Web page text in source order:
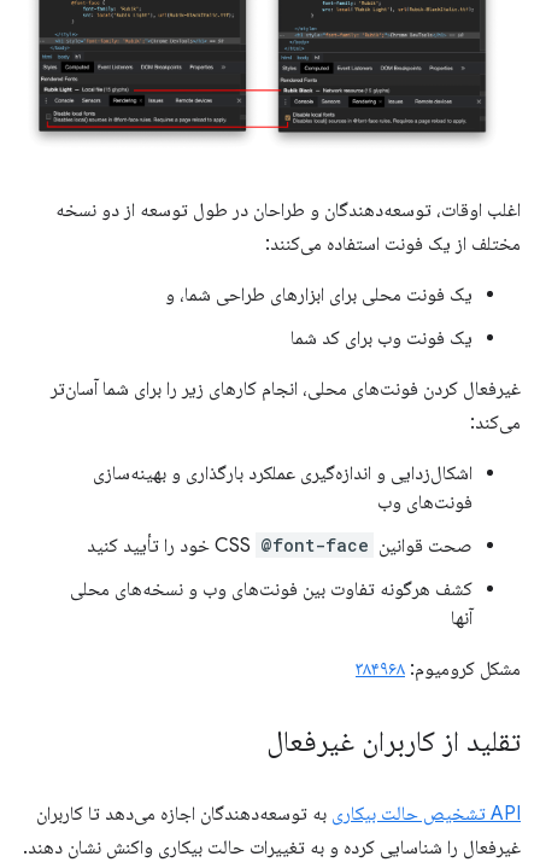
اغلب اوقات، توسعه‌دهندگان و طراحان در طول توسعه از دو نسخه
مختلف از یک فونت استفاده می‌کنند:
یک فونت محلی برای ابزارهای طراحی شما، و
یک فونت وب برای کد شما
غیرفعال کردن فونت‌های محلی، انجام کارهای زیر را برای شما آسان‌تر
می‌کند:
اشکال‌زدایی و اندازه‌گیری عملکرد بارگذاری و بهینه‌سازی
فونت‌های وب
صحت قوانین CSS @font-face
خود را تأیید کنید
کشف هرگونه تفاوت بین فونت‌های وب و نسخه‌های محلی
آنها
مشکل کرومیوم: ۳۸۴۹۶۸
تقلید از کاربران غیرفعال
API تشخیص حالت بیکاری
به توسعه‌دهندگان اجازه می‌دهد تا کاربران
غیرفعال را شناسایی کرده و به تغییرات حالت بیکاری واکنش نشان دهند.